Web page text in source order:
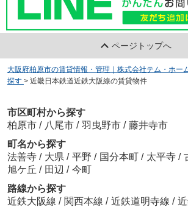
ページトップへ
大阪府柏原市の賃貸情報・管理｜株式会社テム・ホー
探す > 近畿日本鉄道近鉄大阪線の賃貸物件
市区町村から探す
柏原市 / 八尾市 / 羽曳野市 / 藤井寺市
町名から探す
法善寺 / 大県 / 平野 / 国分本町 / 太平寺 /
旭ケ丘 / 田辺 / 今町
路線から探す
近鉄大阪線 / 関西本線 / 近鉄道明寺線 /